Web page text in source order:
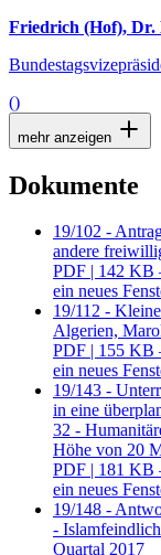
Friedrich (Hof), Dr.
()
mehr anzeigen
Dokumente
19/102 -
andere
PDF | 142 KB
ein neues
19/112 -
Algerien,
PDF | 155 KB
ein neues
19/143 -
in eine
32 -
Höhe von 20
PDF | 181 KB
ein neues
19/148 -
-
Quartal 2017